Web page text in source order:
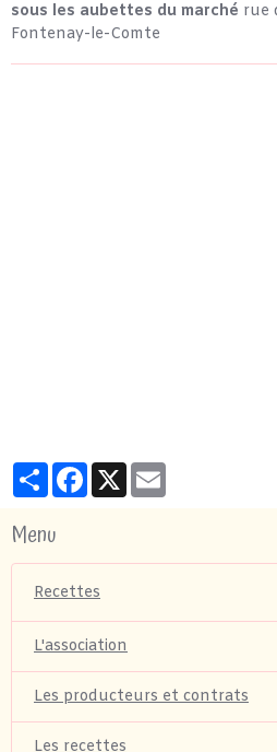
sous les aubettes du marché rue
Fontenay-le-Comte
PartagerFacebook
X
Menu
Recettes
L'association
Les producteurs et contrats
Les recettes